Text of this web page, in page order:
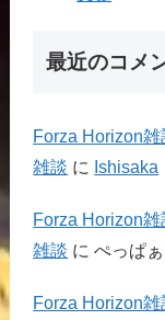
最近のコメ
Forza Horizon
雑談 に Ishisaka
Forza Horizon
雑談 にぺっぱ
Forza Horizon